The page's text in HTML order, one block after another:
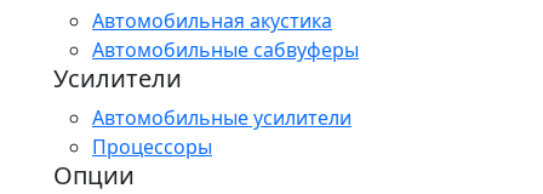
Автомобильная акустика
Автомобильные сабвуферы
Усилители
Автомобильные усилители
Процессоры
Опции